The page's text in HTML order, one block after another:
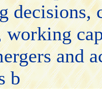
decisions,
working
and
b